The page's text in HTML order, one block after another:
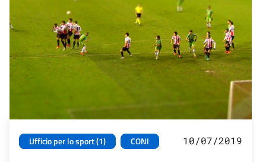
Ufficio per lo sport (1) CONI 10/07/2019